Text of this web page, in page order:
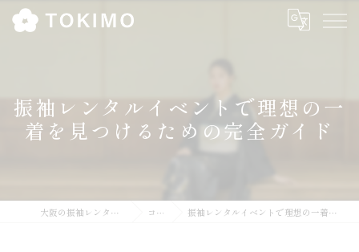
振袖レンタルイベントで理想の一
着を見つけるための完全ガイド
大阪の振袖レンタルならTOKIMO コラム 振袖レンタルイベントで理想の一着を見つけるための完全ガイド